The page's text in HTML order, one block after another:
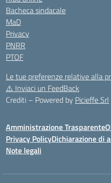
Bacheca sindacale
MaD
Privacy
PNRR
PTOF
Le tue preferenze relative alla
⚠️ Inviaci un FeedBack
Crediti – Powered by Picieffe Srl
Amministrazione Trasparente
Privacy PolicyDichiarazione di
Note legali